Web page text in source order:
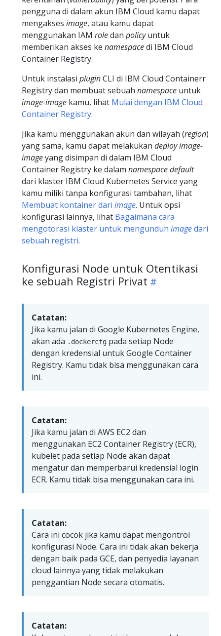
pengguna di dalam akun IBM Cloud kamu dapat
mengakses image, atau kamu dapat
menggunakan IAM roledan policyuntuk
memberikan akses ke namespacedi IBM Cloud
Container Registry.
Untuk instalasi pluginCLI di IBM Cloud Containerr
Registry dan membuat sebuah namespace untuk
image-image kamu, lihat Mulai dengan IBM Cloud
Container Registry.
Jika kamu menggunakan akun dan wilayah (region)
yang sama, kamu dapat melakukan deploy image-
imageyang disimpan di dalam IBM Cloud
Container Registry ke dalam namespace default
dari klaster IBM Cloud Kubernetes Service yang
kamu miliki tanpa konfigurasi tambahan, lihat
Membuat kontainer dari image. Untuk opsi
konfigurasi lainnya, lihat Bagaimana cara
mengotorasi klaster untuk mengunduh imagedari
sebuah registri.
Konfigurasi Node untuk Otentikasi
ke sebuah Registri Privat
Catatan:
Jika kamu jalan di Google Kubernetes Engine,
akan ada .dockercfg pada setiap Node
dengan kredensial untuk Google Container
Registry. Kamu tidak bisa menggunakan cara
ini.
Catatan:
Jika kamu jalan di AWS EC2 dan
menggunakan EC2 Container Registry (ECR),
kubelet pada setiap Node akan dapat
mengatur dan memperbarui kredensial login
ECR. Kamu tidak bisa menggunakan cara ini.
Catatan:
Cara ini cocok jika kamu dapat mengontrol
konfigurasi Node. Cara ini tidak akan bekerja
dengan baik pada GCE, dan penyedia layanan
cloud lainnya yang tidak melakukan
penggantian Node secara otomatis.
Catatan: